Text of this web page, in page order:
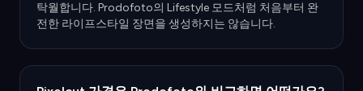
탁월합니다. Prodofoto의 Lifestyle 모드처럼 처음부터 완
전한 라이프스타일 장면을 생성하지는 않습니다.